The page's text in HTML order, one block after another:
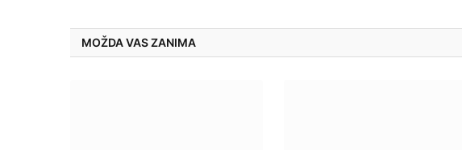
MOŽDA VAS ZANIMA